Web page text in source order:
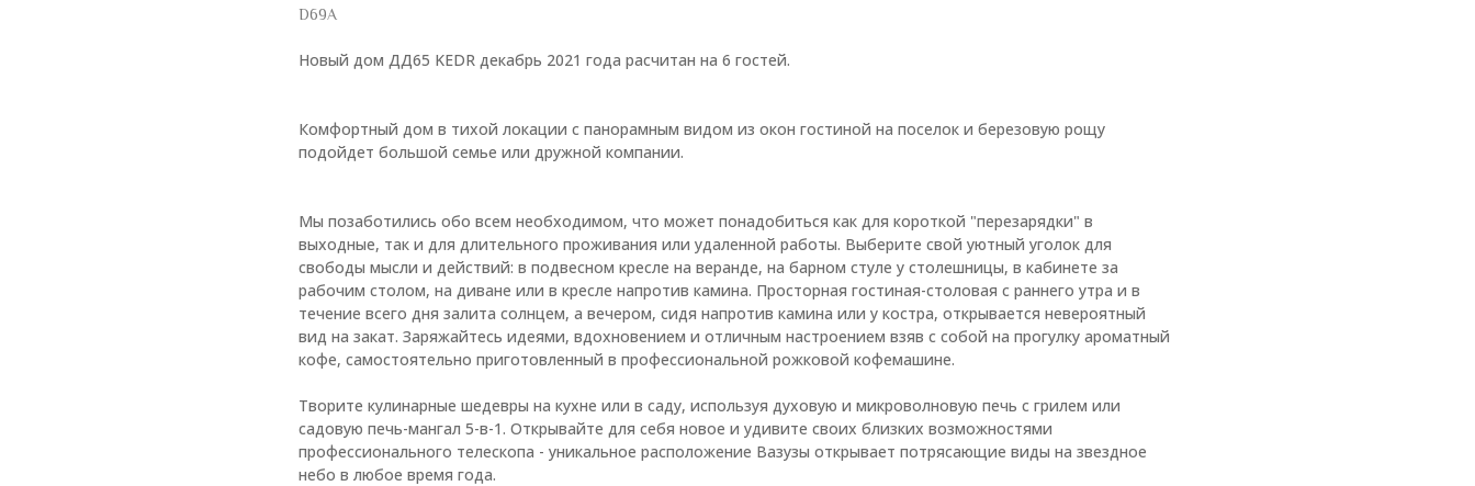
D69A
Новый дом ДД65 KEDR декабрь 2021 года расчитан на 6 гостей.
Комфортный дом в тихой локации с панорамным видом из окон гостиной на поселок и березовую рощу
подойдет большой семье или дружной компании.
Мы позаботились обо всем необходимом, что может понадобиться как для короткой "перезарядки" в
выходные, так и для длительного проживания или удаленной работы. Выберите свой уютный уголок для
свободы мысли и действий: в подвесном кресле на веранде, на барном стуле у столешницы, в кабинете за
рабочим столом, на диване или в кресле напротив камина. Просторная гостиная-столовая с раннего утра и в
течение всего дня залита солнцем, а вечером, сидя напротив камина или у костра, открывается невероятный
вид на закат. Заряжайтесь идеями, вдохновением и отличным настроением взяв с собой на прогулку ароматный
кофе, самостоятельно приготовленный в профессиональной рожковой кофемашине.
Творите кулинарные шедевры на кухне или в саду, используя духовую и микроволновую печь с грилем или
садовую печь-мангал 5-в-1. Открывайте для себя новое и удивите своих близких возможностями
профессионального телескопа - уникальное расположение Вазузы открывает потрясающие виды на звездное
небо в любое время года.